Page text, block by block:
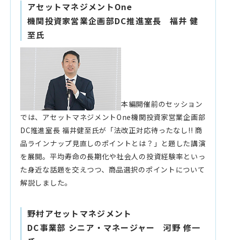
アセットマネジメントOne
機関投資家営業企画部DC推進室長 福井 健
至氏
本編開催前のセッション
では、アセットマネジメントOne機関投資家営業企画部
DC推進室長 福井健至氏が「法改正対応待ったなし!! 商
品ラインナップ見直しのポイントとは？」と題した講演
を展開。平均寿命の長期化や社会人の投資経験率といっ
た身近な話題を交えつつ、商品選択のポイントについて
解説しました。
野村アセットマネジメント
DC事業部 シニア・マネージャー 河野 修一